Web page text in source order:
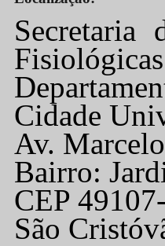
Secretaria
Cidade
Av.
Bairro:
CEP
São